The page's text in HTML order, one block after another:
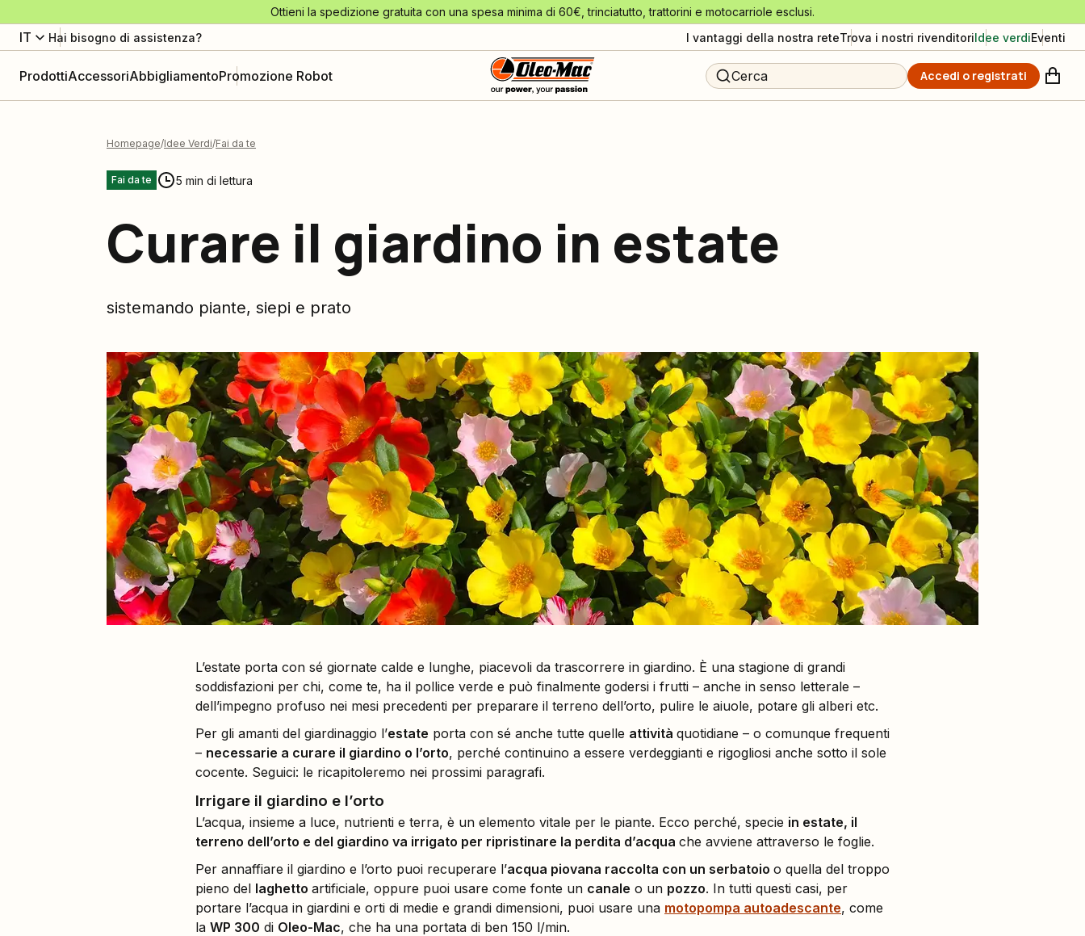
Ottieni la spedizione gratuita con una spesa minima di 60€, trinciatutto, trattorini e motocarriole esclusi.
IT Hai bisogno di assistenza? I vantaggi della nostra reteTrova i nostri rivenditoriIdee verdiEventi
ProdottiAccessoriAbbigliamentoPromozione Robot Cerca Accedi o registrati
Homepage Idee Verdi Fai da te
Fai da te 5 min di lettura
Curare il giardino in estate
sistemando piante, siepi e prato
L’estate porta con sé giornate calde e lunghe, piacevoli da trascorrere in giardino. È una stagione di grandi
soddisfazioni per chi, come te, ha il pollice verde e può finalmente godersi i frutti – anche in senso letterale –
dell’impegno profuso nei mesi precedenti per preparare il terreno dell’orto, pulire le aiuole, potare gli alberi etc.
Per gli amanti del giardinaggio l’estate porta con sé anche tutte quelle attività quotidiane – o comunque frequenti
– necessarie a curare il giardino o l’orto, perché continuino a essere verdeggianti e rigogliosi anche sotto il sole
cocente. Seguici: le ricapitoleremo nei prossimi paragrafi.
Irrigare il giardino e l’orto
L’acqua, insieme a luce, nutrienti e terra, è un elemento vitale per le piante. Ecco perché, specie in estate, il
terreno dell’orto e del giardino va irrigato per ripristinare la perdita d’acqua che avviene attraverso le foglie.
Per annaffiare il giardino e l’orto puoi recuperare l’acqua piovana raccolta con un serbatoio o quella del troppo
pieno del laghetto artificiale, oppure puoi usare come fonte un canale o un pozzo. In tutti questi casi, per
portare l’acqua in giardini e orti di medie e grandi dimensioni, puoi usare una motopompa autoadescante, come
la WP 300 di Oleo-Mac, che ha una portata di ben 150 l/min.